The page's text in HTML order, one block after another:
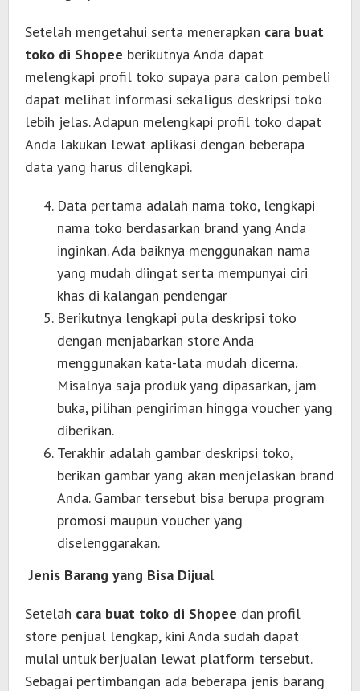
Setelah mengetahui serta menerapkan cara buat
toko di Shopee berikutnya Anda dapat
melengkapi profil toko supaya para calon pembeli
dapat melihat informasi sekaligus deskripsi toko
lebih jelas. Adapun melengkapi profil toko dapat
Anda lakukan lewat aplikasi dengan beberapa
data yang harus dilengkapi.
Data pertama adalah nama toko, lengkapi
nama toko berdasarkan brand yang Anda
inginkan. Ada baiknya menggunakan nama
yang mudah diingat serta mempunyai ciri
khas di kalangan pendengar
Berikutnya lengkapi pula deskripsi toko
dengan menjabarkan store Anda
menggunakan kata-lata mudah dicerna.
Misalnya saja produk yang dipasarkan, jam
buka, pilihan pengiriman hingga voucher yang
diberikan.
Terakhir adalah gambar deskripsi toko,
berikan gambar yang akan menjelaskan brand
Anda. Gambar tersebut bisa berupa program
promosi maupun voucher yang
diselenggarakan.
Jenis Barang yang Bisa Dijual
Setelah cara buat toko di Shopee dan profil
store penjual lengkap, kini Anda sudah dapat
mulai untuk berjualan lewat platform tersebut.
Sebagai pertimbangan ada beberapa jenis barang